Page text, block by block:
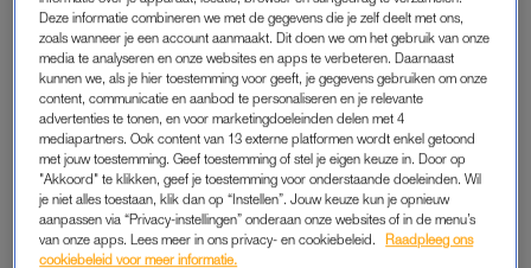
Tekst loopt door onder de afbeelding.
Deze informatie combineren we met de gegevens die je zelf deelt met ons,
zoals wanneer je een account aanmaakt. Dit doen we om het gebruik van onze
media te analyseren en onze websites en apps te verbeteren. Daarnaast
kunnen we, als je hier toestemming voor geeft, je gegevens gebruiken om onze
content, communicatie en aanbod te personaliseren en je relevante
advertenties te tonen, en voor marketingdoeleinden delen met 4
mediapartners. Ook content van 13 externe platformen wordt enkel getoond
met jouw toestemming. Geef toestemming of stel je eigen keuze in. Door op
"Akkoord" te klikken, geef je toestemming voor onderstaande doeleinden. Wil
je niet alles toestaan, klik dan op “Instellen”. Jouw keuze kun je opnieuw
aanpassen via “Privacy-instellingen” onderaan onze websites of in de menu’s
van onze apps. Lees meer in ons privacy- en cookiebeleid.
Raadpleeg ons
cookiebeleid voor meer informatie.